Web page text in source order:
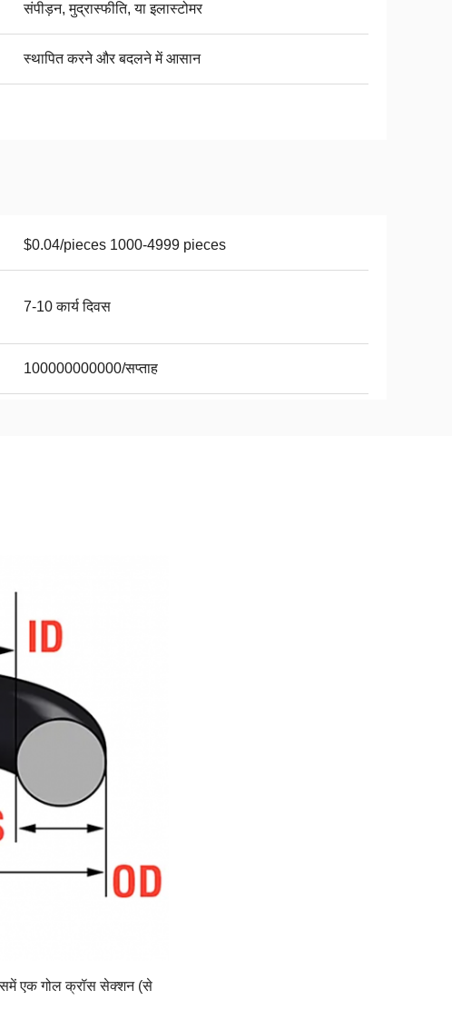
संपीड़न, मुद्रास्फीति, या इलास्टोमर
स्थापित करने और बदलने में आसान
$0.04/pieces 1000-4999 pieces
7-10 कार्य दिवस
100000000000/सप्ताह
एक गोल क्रॉस सेक्शन (से